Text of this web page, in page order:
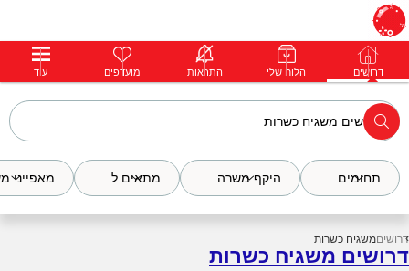
דרושים פרופילים הודעות פרימיום דרושים הלוח שלי התראות מועדפים עוד
תחומים היקף משרה מתאים ל מאפייני
דרושיםמשגיח כשרות
דרושים משגיח כשרות